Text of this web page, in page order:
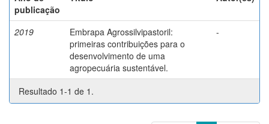
publicação
2019
Embrapa Agrossilvipastoril:
primeiras contribuições para o
desenvolvimento de uma
agropecuária sustentável.
-
Resultado 1-1 de 1.